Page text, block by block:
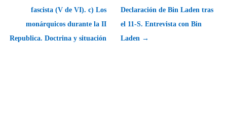
fascista (V de VI). c) Los
monárquicos durante la II
Republica. Doctrina y situación
Declaración de Bin Laden tras
el 11-S. Entrevista con Bin
Laden →